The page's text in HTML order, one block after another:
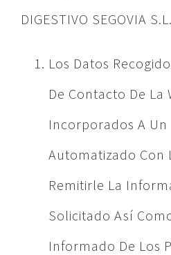
DIGESTIVO SEGOVIA
Los Datos
De Contacto De La
Incorporados A Un
Automatizado Con
Remitirle La
Solicitado Así
Informado De Los